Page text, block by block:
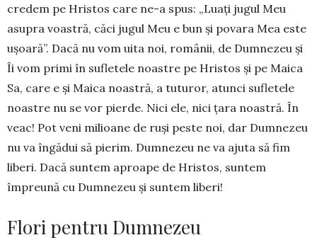
credem pe Hristos care ne-a spus: „Luaţi jugul Meu
asupra voastră, căci jugul Meu e bun şi povara Mea este
uşoară”. Dacă nu vom uita noi, românii, de Dumnezeu și
Îi vom primi în sufletele noastre pe Hristos și pe Maica
Sa, care e și Maica noastră, a tuturor, atunci sufletele
noastre nu se vor pierde. Nici ele, nici țara noas­tră. În
veac! Pot veni milioane de ruși peste noi, dar Dum­nezeu
nu va îngădui să pierim. Dumnezeu ne va ajuta să fim
liberi. Dacă suntem aproape de Hristos, suntem
împreună cu Dumnezeu și suntem liberi!
Flori pentru Dumnezeu